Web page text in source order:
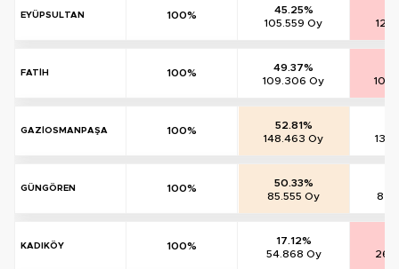
EYÜPSULTAN 100%
45.25%
105.559 Oy
FATİH 100%
49.37%
109.306 Oy
GAZİOSMANPAŞA 100%
52.81%
148.463 Oy
GÜNGÖREN 100%
50.33%
85.555 Oy
KADIKÖY 100%
17.12%
54.868 Oy